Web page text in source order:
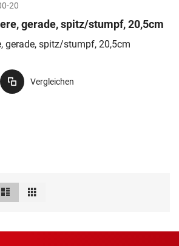
20
gerade, spitz/stumpf, 20,5cm
gerade, spitz/stumpf, 20,5cm
Vergleichen
Ansicht